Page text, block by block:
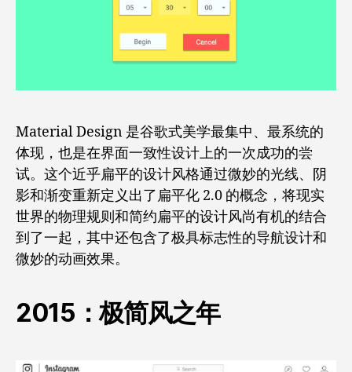
Material Design 是谷歌式美学最集中、最系统的
体现，也是在界面一致性设计上的一次成功的尝
试。这个近乎扁平的设计风格通过微妙的光线、阴
影和渐变重新定义出了扁平化 2.0 的概念，将现实
世界的物理规则和简约扁平的设计风尚有机的结合
到了一起，其中还包含了极具标志性的导航设计和
微妙的动画效果。
2015：极简风之年